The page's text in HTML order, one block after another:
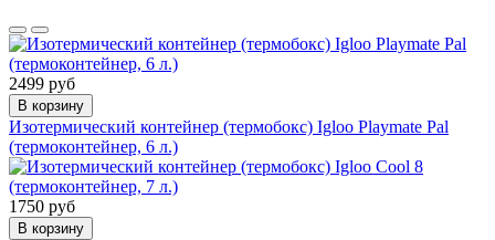
2499 руб
В корзину
Изотермический контейнер (термобокс) Igloo Playmate Pal
(термоконтейнер, 6 л.)
1750 руб
В корзину